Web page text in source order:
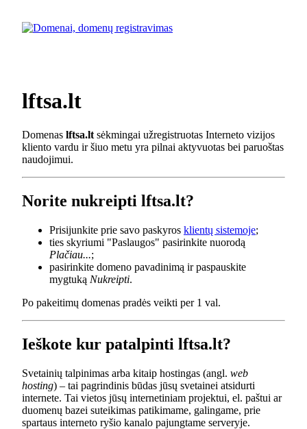
lftsa.lt
Domenas lftsa.lt sėkmingai užregistruotas Interneto vizijos
kliento vardu ir šiuo metu yra pilnai aktyvuotas bei paruoštas
naudojimui.
Norite nukreipti lftsa.lt?
Prisijunkite prie savo paskyros klientų sistemoje;
ties skyriumi "Paslaugos" pasirinkite nuorodą
Plačiau...;
pasirinkite domeno pavadinimą ir paspauskite
mygtuką Nukreipti.
Po pakeitimų domenas pradės veikti per 1 val.
Ieškote kur patalpinti lftsa.lt?
Svetainių talpinimas arba kitaip hostingas (angl. web
hosting) – tai pagrindinis būdas jūsų svetainei atsidurti
internete. Tai vietos jūsų internetiniam projektui, el. paštui ar
duomenų bazei suteikimas patikimame, galingame, prie
spartaus interneto ryšio kanalo pajungtame serveryje.